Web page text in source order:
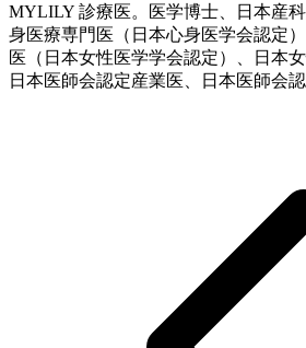
MYLILY 診療医。医学博士、日本産
身医療専門医（日本心身医学会認定
医（日本女性医学学会認定）、日本
日本医師会認定産業医、日本医師会